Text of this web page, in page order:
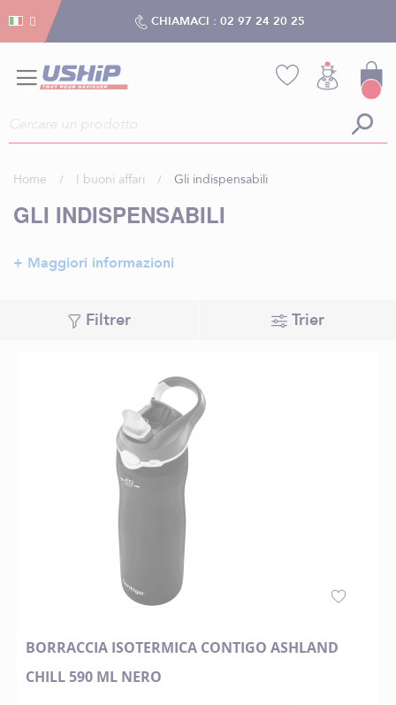
CHIAMACI : 02 97 24 20 25
Home I buoni affari Gli indispensabili
GLI INDISPENSABILI
+ Maggiori informazioni
Filtrer Trier
BORRACCIA ISOTERMICA CONTIGO ASHLAND
CHILL 590 ML NERO
Gestion dei cookies
Gestion dei cookies